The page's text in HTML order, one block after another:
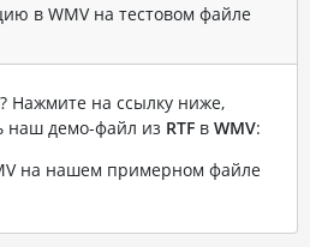
в WMV на тестовом файле
Нажмите на ссылку ниже,
наш демо-файл из RTFв WMV:
на нашем примерном файле